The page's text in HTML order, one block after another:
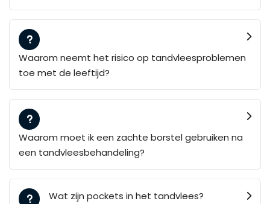
Waarom neemt het risico op tandvleesproblemen
toe met de leeftijd?
Waarom moet ik een zachte borstel gebruiken na
een tandvleesbehandeling?
Wat zijn pockets in het tandvlees?